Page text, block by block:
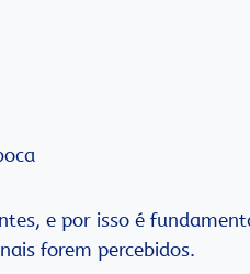
e por isso é
forem percebidos.